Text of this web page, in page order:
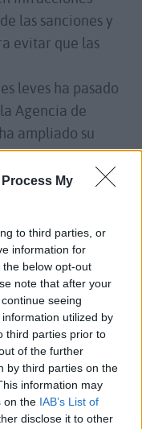
Process My
to third parties, or
information for
below opt-out
note that after your
seeing
utilized by
third parties prior to
of the further
by third parties on the
information may
on the IAB’s List of
disclose it to other
las sanciones y
evitar que las
leves ha pasado
Agencia de
ampliado su
meses.
de cuatro a
el documento
un 40%
tramitar un plan
de fases ahora
para su
ha incluido un